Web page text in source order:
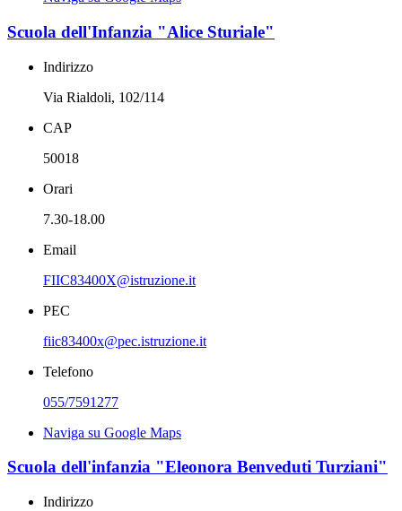
Scuola dell'Infanzia "Alice Sturiale"
Indirizzo
Via Rialdoli, 102/114
CAP
50018
Orari
7.30-18.00
Email
FIIC83400X@istruzione.it
PEC
fiic83400x@pec.istruzione.it
Telefono
055/7591277
Naviga su Google Maps
Scuola dell'infanzia "Eleonora Benveduti Turziani"
Indirizzo